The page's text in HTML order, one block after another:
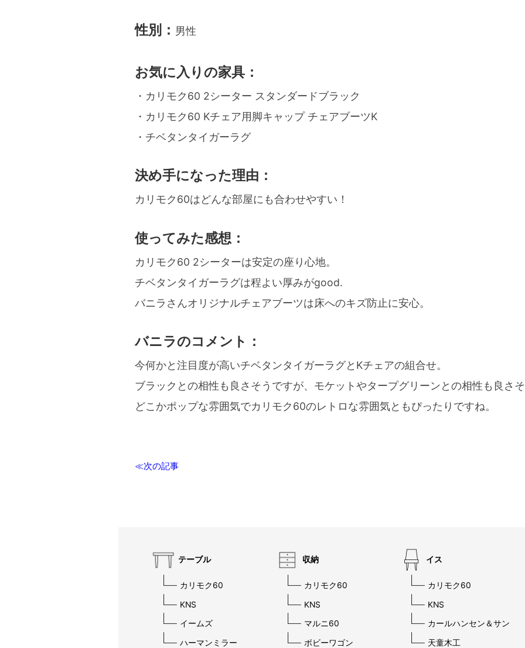
性別： 男性
お気に入りの家具：
・カリモク60 2シーター スタンダードブラック
・カリモク60 Kチェア用脚キャップ チェアブーツK
・チベタンタイガーラグ
決め手になった理由：
カリモク60はどんな部屋にも合わせやすい！
使ってみた感想：
カリモク60 2シーターは安定の座り心地。
チベタンタイガーラグは程よい厚みがgood.
バニラさんオリジナルチェアブーツは床へのキズ防止に安心。
バニラのコメント：
今何かと注目度が高いチベタンタイガーラグとKチェアの組合せ。
ブラックとの相性も良さそうですが、モケットやタープグリーンとの相性も良さそ
どこかポップな雰囲気でカリモク60のレトロな雰囲気ともぴったりですね。
≪次の記事
テーブル
カリモク60
KNS
イームズ
ハーマンミラー
収納
カリモク60
KNS
マルニ60
ボビーワゴン
イス
カリモク60
KNS
カールハンセン＆サン
天童木工